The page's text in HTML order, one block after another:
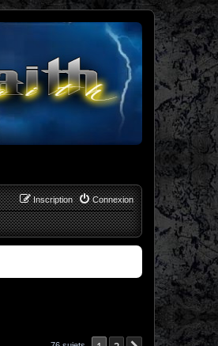
Connexion
Inscription